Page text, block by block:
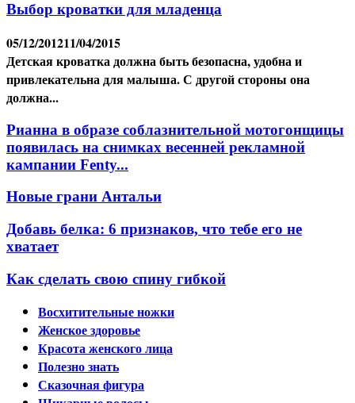
Выбор кроватки для младенца
05/12/201211/04/2015
Детская кроватка должна быть безопасна, удобна и
привлекательна для малыша. С другой стороны она
должна...
Рианна в образе соблазнительной мотогонщицы
появилась на снимках весенней рекламной
кампании Fenty...
Новые грани Антальи
Добавь белка: 6 признаков, что тебе его не
хватает
Как сделать свою спину гибкой
Восхитительные ножки
Женское здоровье
Красота женского лица
Полезно знать
Сказочная фигура